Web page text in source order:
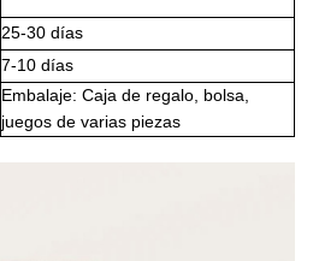
25-30 días
7-10 días
Embalaje: Caja de regalo, bolsa,
juegos de varias piezas